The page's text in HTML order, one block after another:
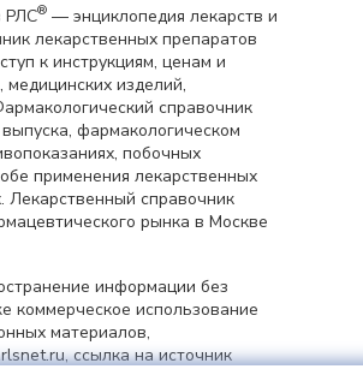
РЛС® — энциклопедия лекарств и
лекарственных препаратов
к инструкциям, ценам и
изделий,
справочник
фармакологическом
побочных
применения лекарственных
Лекарственный справочник
рынка в Москве
информации без
коммерческое использование
материалов,
ссылка на источник